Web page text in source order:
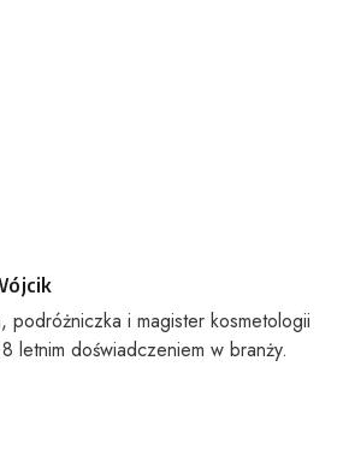
podróżniczka i magister kosmetologii
letnim doświadczeniem w branży.